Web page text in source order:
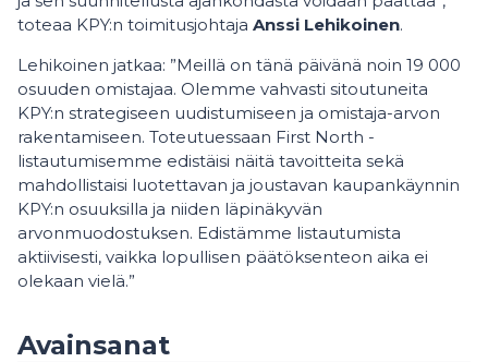
toteaa KPY:n toimitusjohtaja Anssi Lehikoinen.
Lehikoinen jatkaa: ”Meillä on tänä päivänä noin 19 000
osuuden omistajaa. Olemme vahvasti sitoutuneita
KPY:n strategiseen uudistumiseen ja omistaja-arvon
rakentamiseen. Toteutuessaan First North -
listautumisemme edistäisi näitä tavoitteita sekä
mahdollistaisi luotettavan ja joustavan kaupankäynnin
KPY:n osuuksilla ja niiden läpinäkyvän
arvonmuodostuksen. Edistämme listautumista
aktiivisesti, vaikka lopullisen päätöksenteon aika ei
olekaan vielä.”
Avainsanat